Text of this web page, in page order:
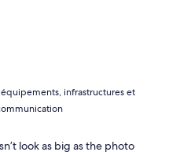
infrastructures et
look as big as the photo